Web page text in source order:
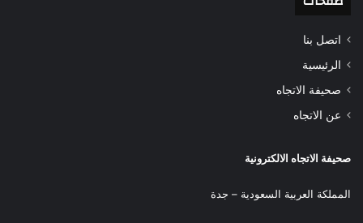
اتصل بنا
الرئيسية
صحيفة الاتجاه
عن الاتجاه
صحيفة الاتجاه الالكترونية
المملكة العربية السعودية – جدة